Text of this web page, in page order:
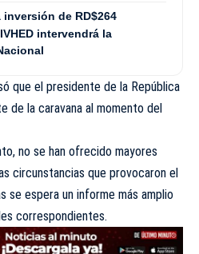
inversión de RD$264
intervendrá la
que el presidente de la República
de la caravana al momento del
no se han ofrecido mayores
circunstancias que provocaron el
se espera un informe más amplio
correspondientes.